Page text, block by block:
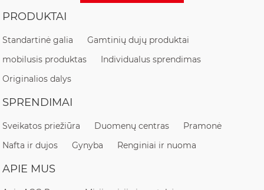
PRODUKTAI
Standartinė galia
Gamtinių dujų produktai
mobilusis produktas
Individualus sprendimas
Originalios dalys
SPRENDIMAI
Sveikatos priežiūra Duomenų centras
Pramonė
Nafta ir dujos
Gynyba Renginiai ir nuoma
APIE MUS